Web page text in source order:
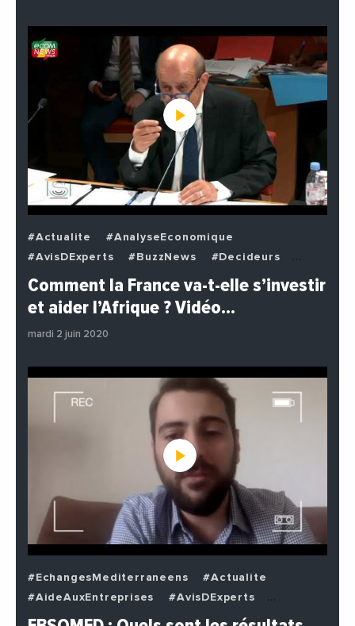
#Actualite
#AnalyseEconomique
#AvisDExperts
#BuzzNews
#Decideurs
#EchangesMediterraneens
#Economie
#Politique
Comment la France va-t-elle s’investir
et aider l’Afrique ? Vidéo…
mardi 2 juin 2020
#EchangesMediterraneens
#Actualite
#AideAuxEntreprises
#AvisDExperts
#BuzzNews
#Decideurs